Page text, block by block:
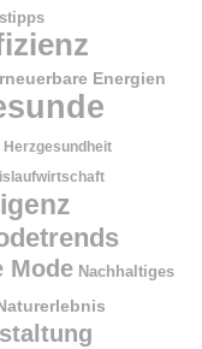
Energien
Herzgesundheit
Mode Nachhaltiges